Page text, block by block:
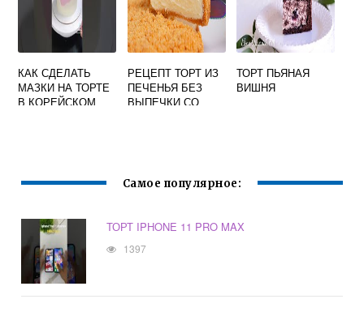
КАК СДЕЛАТЬ
МАЗКИ НА ТОРТЕ
В КОРЕЙСКОМ
РЕЦЕПТ ТОРТ ИЗ
ПЕЧЕНЬЯ БЕЗ
ВЫПЕЧКИ СО
ТОРТ ПЬЯНАЯ
ВИШНЯ
Самое популярное:
ТОРТ IPHONE 11 PRO MAX
1397